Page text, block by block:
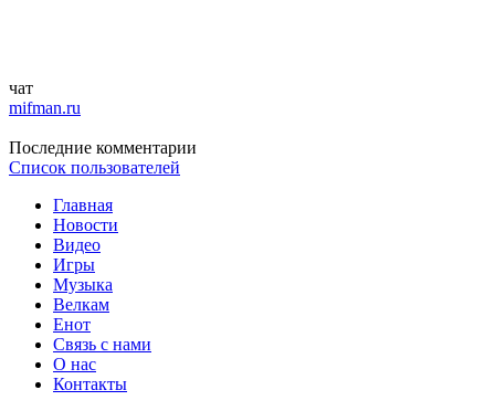
Palworld?
Checkmate:ometu
Что ты имеешь ввиду? На этом сайте игровые новости для
всех категорий людей, которые в той или иной форме
интересуются играми и геймерской индустрией в целом.
ometu:новости для женщин
Mifman:
чат
mifman.ru
Последние комментарии
Список пользователей
Главная
Новости
Видео
Игры
Музыка
Велкам
Енот
Связь с нами
О нас
Контакты